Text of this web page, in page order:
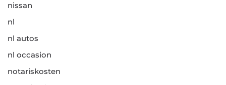
nissan
nl
nl autos
nl occasion
notariskosten